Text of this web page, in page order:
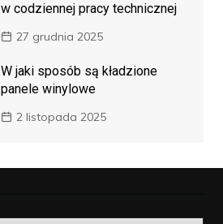
w codziennej pracy technicznej
27 grudnia 2025
W jaki sposób są kładzione
panele winylowe
2 listopada 2025